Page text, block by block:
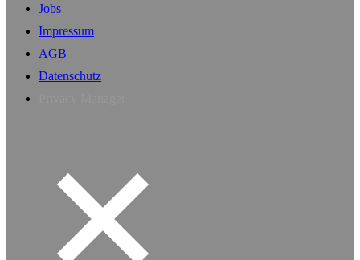
Jobs
Impressum
AGB
Datenschutz